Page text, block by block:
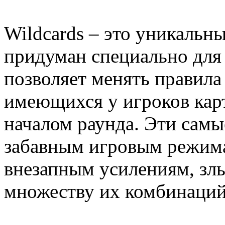
Wildcards – это
придуман специально
позволяет менять
имеющихся у игроков
началом раунда. Эти
забавным игровым
внезапным усилениям,
множеству их